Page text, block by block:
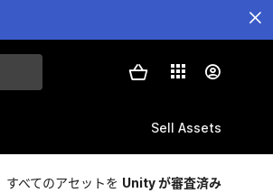
Sell Assets
すべてのアセットを Unity が審査済み